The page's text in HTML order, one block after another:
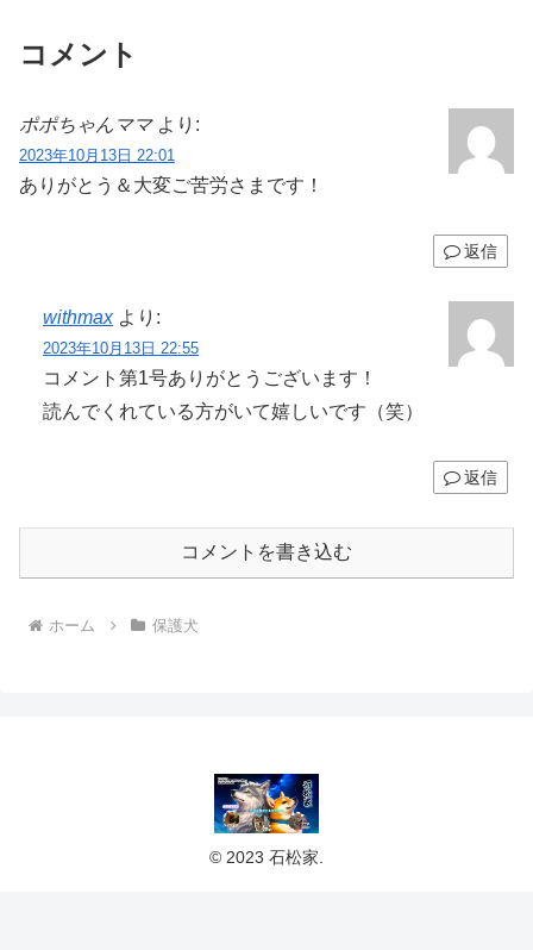
コメント
ポポちゃんママ より:
2023年10月13日 22:01
ありがとう＆大変ご苦労さまです！
返信
withmax より:
2023年10月13日 22:55
コメント第1号ありがとうございます！
読んでくれている方がいて嬉しいです（笑）
返信
コメントを書き込む
ホーム 保護犬
© 2023 石松家.